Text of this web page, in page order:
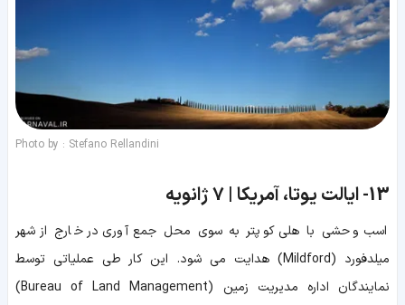
Photo by : Stefano Rellandini
13- ایالت یوتا، آمریکا | 7 ژانویه
اسب وحشی با هلی کوپتر به سوی محل جمع آوری در خارج از شهر
میلدفورد (Mildford) هدایت می شود. این کار طی عملیاتی توسط
نمایندگان اداره مدیریت زمین (Bureau of Land Management)